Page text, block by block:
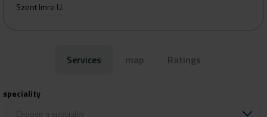
Szent Imre U.
Services map Ratings
speciality